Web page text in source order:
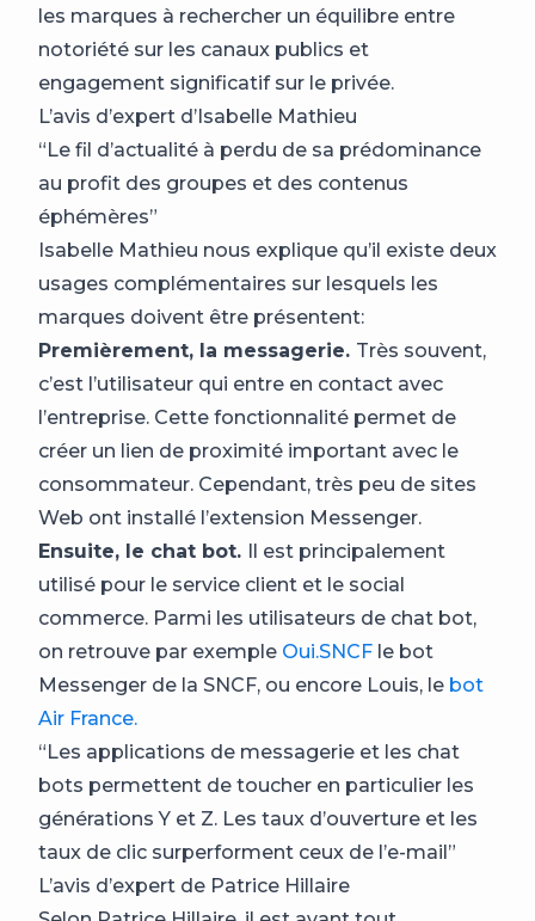
les marques à rechercher un équilibre entre
notoriété sur les canaux publics et
engagement significatif sur le privée.
L’avis d’expert d’Isabelle Mathieu
“Le fil d’actualité à perdu de sa prédominance
au profit des groupes et des contenus
éphémères”
Isabelle Mathieu nous explique qu’il existe deux
usages complémentaires sur lesquels les
marques doivent être présentent:
Premièrement, la messagerie. Très souvent,
c’est l’utilisateur qui entre en contact avec
l’entreprise. Cette fonctionnalité permet de
créer un lien de proximité important avec le
consommateur. Cependant, très peu de sites
Web ont installé l’extension Messenger.
Ensuite, le chat bot. Il est principalement
utilisé pour le service client et le social
commerce. Parmi les utilisateurs de chat bot,
on retrouve par exemple Oui.SNCF le bot
Messenger de la SNCF, ou encore Louis, le bot
Air France.
“Les applications de messagerie et les chat
bots permettent de toucher en particulier les
générations Y et Z. Les taux d’ouverture et les
taux de clic surperforment ceux de l’e-mail”
L’avis d’expert de Patrice Hillaire